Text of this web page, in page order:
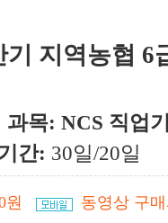
지역농협 6
과목: NCS 직업
간: 30일/20일
원 동영상 구